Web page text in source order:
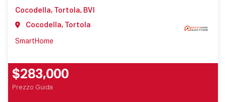
Cocodella, Tortola, BVI
Cocodella, Tortola
SmartHome
$283,000
Prezzo Guida